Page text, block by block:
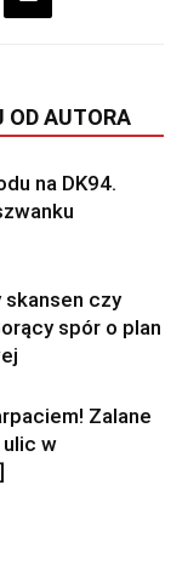
OD AUTORA
na DK94.
skansen czy
spór o plan
Zalane
w